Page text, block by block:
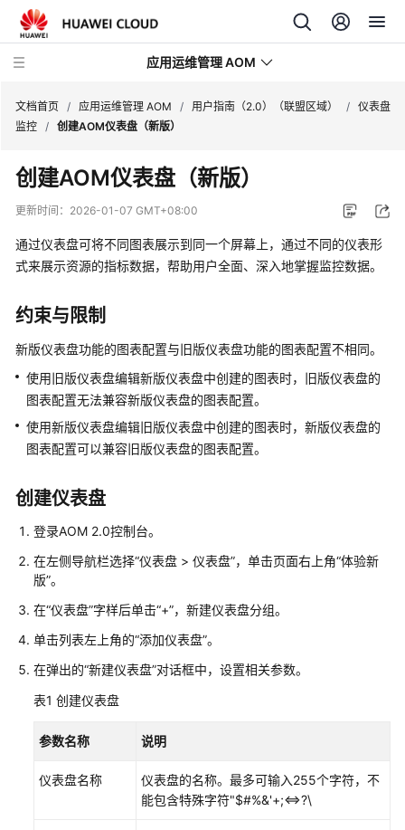
应用运维管理 AOM
最
新
动
产
介
绍
费
说
明
速
入
门
用
户
指
最
实
API
参
文档首页 / 应用运维管理 AOM / 用户指南（2.0）（联盟区域） / 仪表盘
监控 / 创建AOM仪表盘（新版）
创建AOM仪表盘（新版）
更新时间： 2026-01-07 GMT+08:00
通过仪表盘可将不同图表展示到同一个屏幕上，通过不同的仪表形
式来展示资源的指标数据，帮助用户全面、深入地掌握监控数据。
约束与限制
新版仪表盘功能的图表配置与旧版仪表盘功能的图表配置不相同。
使用旧版仪表盘编辑新版仪表盘中创建的图表时，旧版仪表盘的
图表配置无法兼容新版仪表盘的图表配置。
使用新版仪表盘编辑旧版仪表盘中创建的图表时，新版仪表盘的
图表配置可以兼容旧版仪表盘的图表配置。
创建仪表盘
登录AOM 2.0控制台。
在左侧导航栏选择“仪表盘 > 仪表盘”，单击页面右上角“体验新
版”。
在“仪表盘”字样后单击“+”，新建仪表盘分组。
单击列表左上角的“添加仪表盘”。
在弹出的“新建仪表盘”对话框中，设置相关参数。
表1 创建仪表盘
参数名称 说明
仪表盘名称
仪表盘的名称。最多可输入255个字符，不
能包含特殊字符"$#%&'+;<=>?\